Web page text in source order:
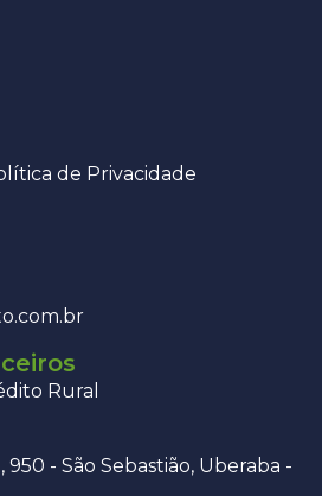
de Privacidade
Rural
- São Sebastião, Uberaba -